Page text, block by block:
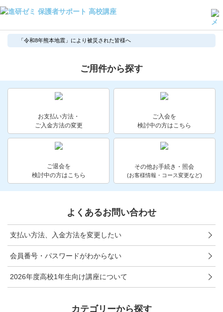
よくある質問・手続き
保護者サポート高校講座トップ
会員ページへログイン
よくある質問・お問い合わせ
お問い合わせ窓口
他の講座のよくある質問・手続きはこちら
こどもちゃれんじ
進研ゼミ 小学講座
進研ゼミ 中学講座
「令和8年熊本地震」により被災された皆様へ
ご用件から探す
お支払い方法・
ご入金方法の変更
ご入会を
検討中の方はこちら
ご退会を
検討中の方はこちら
その他お手続き・照会
(お客様情報・コース変更など)
よくあるお問い合わせ
支払い方法、入金方法を変更したい
会員番号・パスワードがわからない
2026年度高校1年生向け講座について
カテゴリーから探す